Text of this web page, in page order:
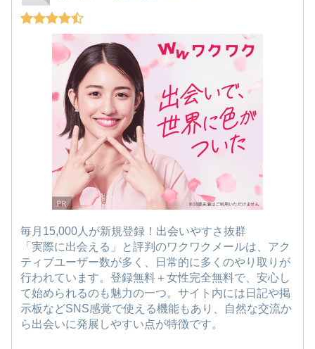
毎月15,000人が新規登録！出会いやすさ抜群
「実際に出会える」と評判のワクワクメールは、アク
ティブユーザー数が多く、日常的に多くのやり取りが
行われています。登録無料＋女性完全無料で、安心し
て始められるのも魅力の一つ。サイト内には日記や掲
示板などSNS感覚で使える機能もあり、自然な交流か
ら出会いに発展しやすい点が特徴です。